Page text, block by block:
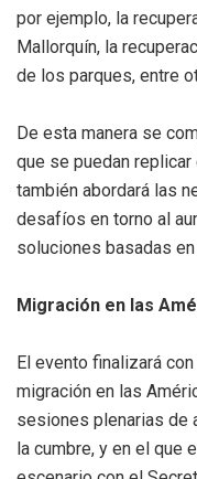
por ejemplo, la
Mallorquín, la
de los parques, entre
De esta manera se
que se puedan
también abordará las
desafíos en torno al
soluciones basadas en
Migración en las
El evento finalizará
migración en las
sesiones plenarias de
la cumbre, y en el que